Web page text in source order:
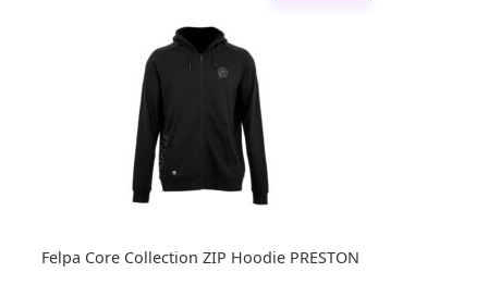
Felpa Core Collection ZIP Hoodie PRESTON